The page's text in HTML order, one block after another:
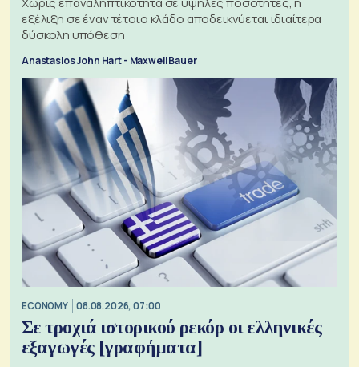
εξέλιξη σε έναν τέτοιο κλάδο αποδεικνύεται ιδιαίτερα
δύσκολη υπόθεση
Anastasios John Hart - Maxwell Bauer
ECONOMY 08.08.2026, 07:00
Σε τροχιά ιστορικού ρεκόρ οι ελληνικές
εξαγωγές [γραφήματα]